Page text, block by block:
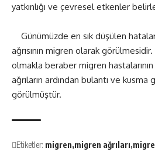
yatkınlığı ve çevresel etkenler
Günümüzde en sık düşülen
ağrısının migren olarak görülmesidir.
olmakla beraber migren
ağrıların ardından bulantı ve kusma
görülmüştür.
Etiketler: migren migren ağrıları